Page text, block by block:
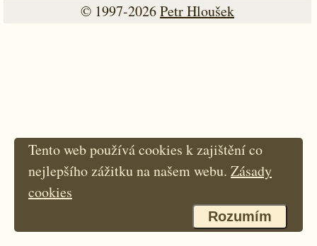
© 1997-2026Petr Hloušek
Tento web používá cookies k zajištění co
nejlepšího zážitku na našem webu. Zásady
cookies
Rozumím